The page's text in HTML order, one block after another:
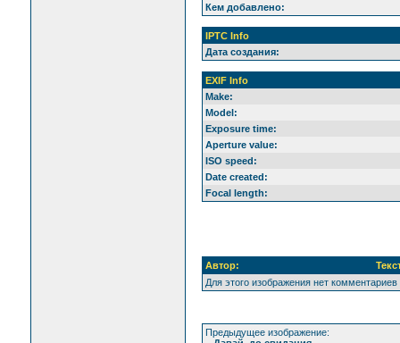
Кем добавлено:
IPTC Info
Дата создания:
EXIF Info
Make:
Model:
Exposure time:
Aperture value:
ISO speed:
Date created:
Focal length:
Автор:
Для этого изображения нет комментариев
Предыдущее изображение: